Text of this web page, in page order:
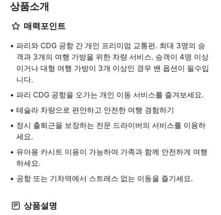
상품소개
매력포인트
파리와 CDG 공항 간 개인 프리미엄 교통편. 최대 3명의 승
객과 3개의 여행 가방을 위한 차량 서비스. 승객이 4명 이상
이거나 대형 여행 가방이 3개 이상인 경우 밴 옵션이 필수입
니다.
파리 CDG 공항을 오가는 개인 이동 서비스를 즐겨보세요.
테슬라 차량으로 편안하고 안전한 여행 경험하기
정시 출퇴근을 보장하는 전문 드라이버의 서비스를 이용하
세요.
유아용 카시트 이용이 가능하여 가족과 함께 안전하게 여행
하세요.
공항 또는 기차역에서 스트레스 없는 이동을 즐기세요.
상품설명